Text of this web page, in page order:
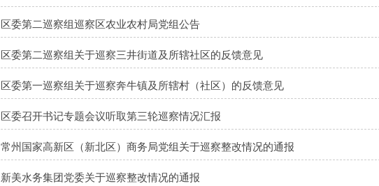
区委第二巡察组巡察区农业农村局党组公告
区委第二巡察组关于巡察三井街道及所辖社区的反馈意见
区委第一巡察组关于巡察奔牛镇及所辖村（社区）的反馈意见
区委召开书记专题会议听取第三轮巡察情况汇报
常州国家高新区（新北区）商务局党组关于巡察整改情况的通报
新美水务集团党委关于巡察整改情况的通报